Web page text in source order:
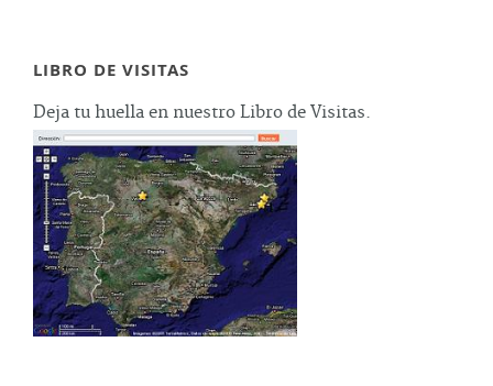
LIBRO DE VISITAS
Deja tu huella en nuestro Libro de Visitas.